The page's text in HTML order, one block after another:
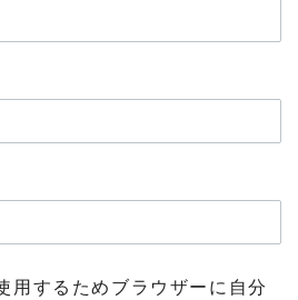
用するためブラウザーに自分